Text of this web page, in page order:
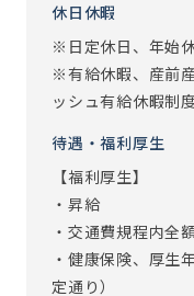
休日休暇
※日定休日、年始
※有給休暇、産前
ッシュ有給休暇制
待遇・福利厚生
【福利厚生】
・昇給
・交通費規程内全
・健康保険、厚生
定通り）